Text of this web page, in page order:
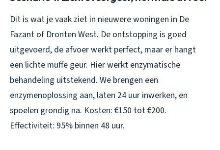
Dit is wat je vaak ziet in nieuwere woningen in De
Fazant of Dronten West. De ontstopping is goed
uitgevoerd, de afvoer werkt perfect, maar er hangt
een lichte muffe geur. Hier werkt enzymatische
behandeling uitstekend. We brengen een
enzymenoplossing aan, laten 24 uur inwerken, en
spoelen grondig na. Kosten: €150 tot €200.
Effectiviteit: 95% binnen 48 uur.